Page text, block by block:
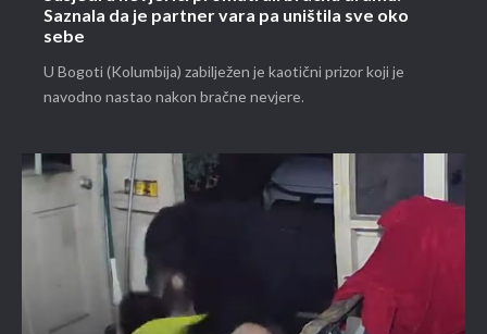
Saznala da je partner vara pa uništila sve oko
sebe
U Bogoti (Kolumbija) zabilježen je kaotični prizor koji je
navodno nastao nakon bračne nevjere.